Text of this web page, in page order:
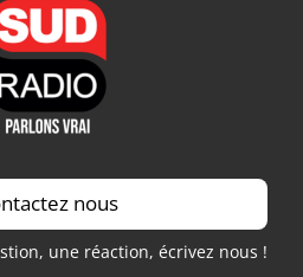
nous
une réaction, écrivez nous !